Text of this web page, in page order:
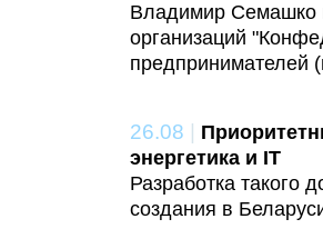
Владимир Семашко
организаций
предпринимателей
26.08 |
энергетика и IT
Разработка такого
создания в